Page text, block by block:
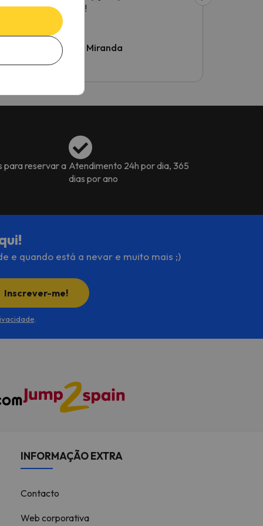
gostos!
Ruben Miranda
para reservar a Atendimento 24h por dia, 365
dias por ano
e quando está a nevar e muito mais ;)
Inscrever-me!
INFORMAÇÃO EXTRA
Contacto
Web corporativa